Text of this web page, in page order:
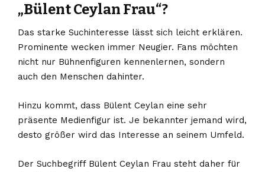
„Bülent Ceylan Frau“?
Das starke Suchinteresse lässt sich leicht erklären.
Prominente wecken immer Neugier. Fans möchten
nicht nur Bühnenfiguren kennenlernen, sondern
auch den Menschen dahinter.
Hinzu kommt, dass Bülent Ceylan eine sehr
präsente Medienfigur ist. Je bekannter jemand wird,
desto größer wird das Interesse an seinem Umfeld.
Der Suchbegriff Bülent Ceylan Frau steht daher für